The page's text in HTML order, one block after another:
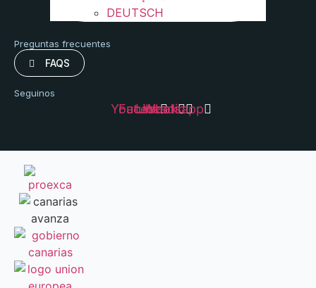
DEUTSCH
Preguntas frecuentes
FAQS
Seguinos
Youtube
Facebook
Linkedin
Whatsapp